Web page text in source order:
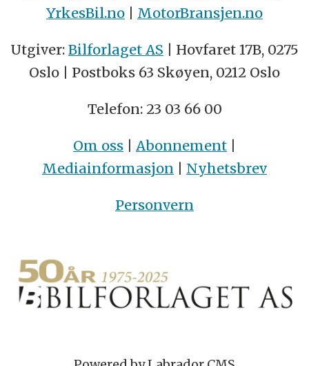
YrkesBil.no
MotorBransjen.no
Utgiver: Bilforlaget AS | Hovfaret 17B, 0275
Oslo | Postboks 63 Skøyen, 0212 Oslo
Telefon: 23 03 66 00
Om oss | Abonnement |
Mediainformasjon | Nyhetsbrev
Personvern